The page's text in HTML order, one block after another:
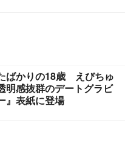
ばかりの18歳 えびちゅ
明感抜群のデートグラビ
表紙に登場